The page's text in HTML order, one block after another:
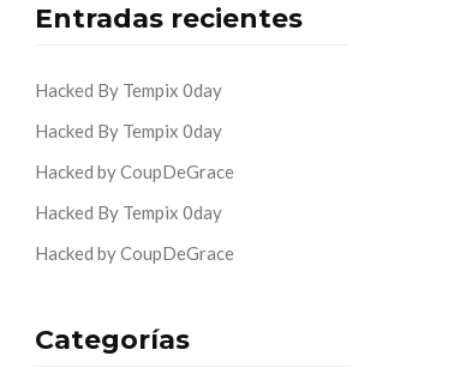
Entradas recientes
Hacked By Tempix 0day
Hacked By Tempix 0day
Hacked by CoupDeGrace
Hacked By Tempix 0day
Hacked by CoupDeGrace
Categorías